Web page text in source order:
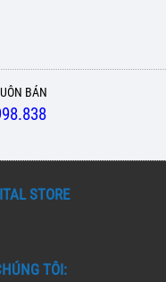
BÁN
STORE
TÔI: